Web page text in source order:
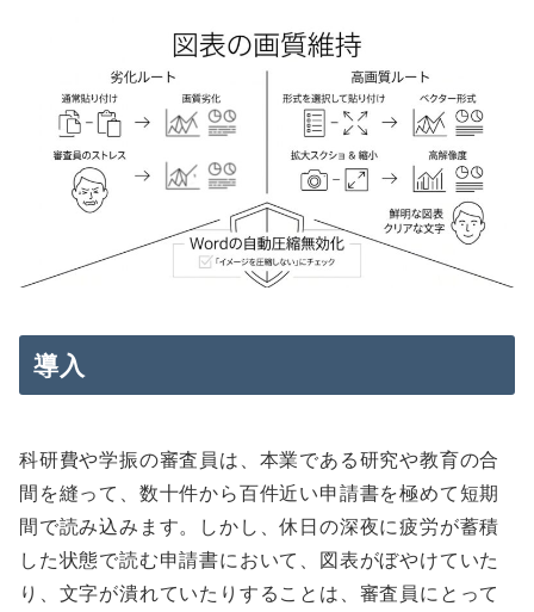
導入
科研費や学振の審査員は、本業である研究や教育の合
間を縫って、数十件から百件近い申請書を極めて短期
間で読み込みます。しかし、休日の深夜に疲労が蓄積
した状態で読む申請書において、図表がぼやけていた
り、文字が潰れていたりすることは、審査員にとって